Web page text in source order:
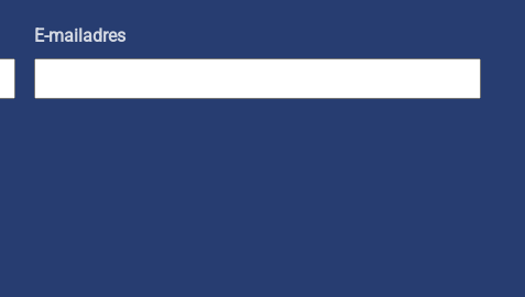
E-mailadres